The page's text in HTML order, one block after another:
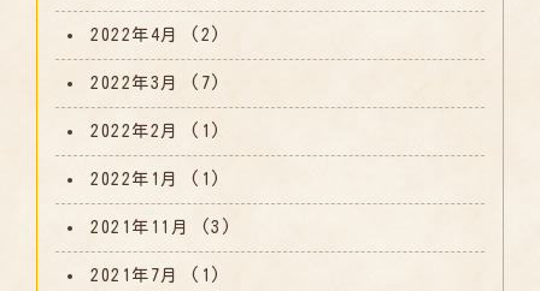
2022年4月 (2)
2022年3月 (7)
2022年2月 (1)
2022年1月 (1)
2021年11月 (3)
2021年7月 (1)